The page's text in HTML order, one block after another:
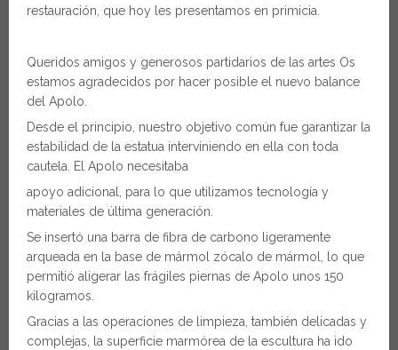
restauración, que hoy les presentamos en primicia.
Queridos amigos y generosos partidarios de las artes Os
estamos agradecidos por hacer posible el nuevo balance
del Apolo.
Desde el principio, nuestro objetivo común fue garantizar la
estabilidad de la estatua interviniendo en ella con toda
cautela. El Apolo necesitaba
apoyo adicional, para lo que utilizamos tecnología y
materiales de última generación.
Se insertó una barra de fibra de carbono ligeramente
arqueada en la base de mármol zócalo de mármol, lo que
permitió aligerar las frágiles piernas de Apolo unos 150
kilogramos.
Gracias a las operaciones de limpieza, también delicadas y
complejas, la superficie marmórea de la escultura ha ido